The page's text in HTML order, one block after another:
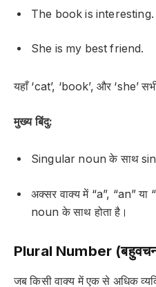
The book is interesting.
She is my best friend.
यहाँ ‘cat’, ‘book’, और ‘she’
मुख्य बिंदु:
Singular noun के साथ
अक्सर वाक्य में “a”, “an”
noun के साथ होता है।
Plural Number
जब किसी वाक्य में एक से अधिक